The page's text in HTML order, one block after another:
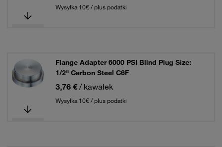
Wysyłka 10€ / plus podatki
Flange Adapter 6000 PSI Blind Plug Size:
1/2" Carbon Steel C6F
3,76 € / kawałek
Wysyłka 10€ / plus podatki